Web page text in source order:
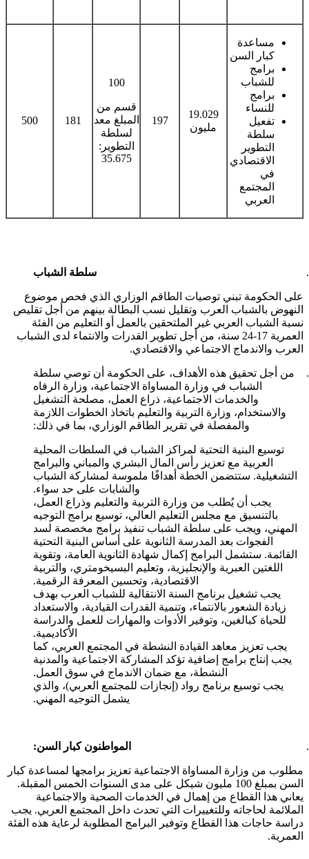
مساعدة
كبار السن
برامج
للشباب
برامج
للنساء
تفعيل
سلطة
التطوير
الاقتصادي
في
المجتمع
العربي
19.029
مليون
197
100
قسم من
المبلغ معد
لسلطة
التطوير:
35.675
181
500
سلطة الشباب
على الحكومة تبني توصيات الطاقم الوزاري الذي فحص موضوع
النهوض بالشباب العرب وتقليل نسب البطالة بينهم من أجل تقليص
نسبة الشباب العربي غير الملتحقين بالعمل أو التعليم من الفئة
العمرية 17-24 سنة، من أجل تطوير القدرات والانتماء لدى الشباب
العرب والاندماج الاجتماعي والاقتصادي.
من أجل تحقيق هذه الأهداف، على الحكومة أن توصي سلطة
الشباب في وزارة المساواة الاجتماعية، وزارة الرفاه
والخدمات الاجتماعية، ذراع العمل، مصلحة التشغيل
والاستخدام، وزارة التربية والتعليم باتخاذ الخطوات اللازمة
والمفصلة في تقرير الطاقم الوزاري، بما في ذلك:
توسيع البنية التحتية لمراكز الشباب في السلطات المحلية
العربية مع تعزيز رأس المال البشري والمباني والبرامج
التشغيلية. ستتضمن الخطة أهدافًا ملموسة لمشاركة الشباب
والشابات على حد سواء.
يجب أن يُطلب من وزارة التربية والتعليم وذراع العمل،
بالتنسيق مع مجلس التعليم العالي، توسيع برامج التوجيه
المهني، ويجب على سلطة الشباب تنفيذ برامج مخصصة لسد
الفجوات بعد المدرسة الثانوية على أساس البنية التحتية
القائمة. ستشمل البرامج إكمال شهادة الثانوية العامة، وتقوية
اللغتين العبرية والإنجليزية، وتعليم البسيخومتري، والتربية
الاقتصادية، وتحسين المعرفة الرقمية.
يجب تشغيل برنامج السنة الانتقالية للشباب العرب بهدف
زيادة الشعور بالانتماء، وتنمية القدرات القيادية، والاستعداد
للحياة كبالغين، وتوفير الأدوات والمهارات للعمل والدراسة
الأكاديمية.
يجب تعزيز معاهد القيادة النشطة في المجتمع العربي، كما
يجب إنتاج برامج إضافية تؤكد المشاركة الاجتماعية والمدنية
النشطة، مع ضمان الاندماج في سوق العمل.
يجب توسيع برنامج رواد (إنجازات للمجتمع العربي)، والذي
يشمل التوجيه المهني.
المواطنون كبار السن:
مطلوب من وزارة المساواة الاجتماعية تعزيز برامجها لمساعدة كبار
السن بمبلغ 100 مليون شيكل على مدى السنوات الخمس المقبلة.
يعاني هذا القطاع من إهمال في الخدمات الصحية والاجتماعية
الملائمة لحاجاته وللتغييرات التي تحدث داخل المجتمع العربي. يجب
دراسة حاجات هذا القطاع وتوفير البرامج المطلوبة لرعاية هذه الفئة
العمرية.